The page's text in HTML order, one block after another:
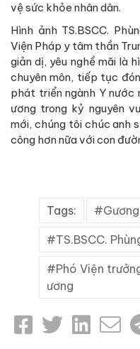
vệ sức khỏe nhân dân.
Hình ảnh TS.BSCC.
Viện Pháp y tâm thần
giản dị, yêu nghề mãi là
chuyên môn, tiếp tục
phát triển ngành Y nước
ương trong kỷ nguyên
mới, chúng tôi chúc anh
công hơn nữa với con
Tags:
TS.BSCC.
Phó Viện
ương